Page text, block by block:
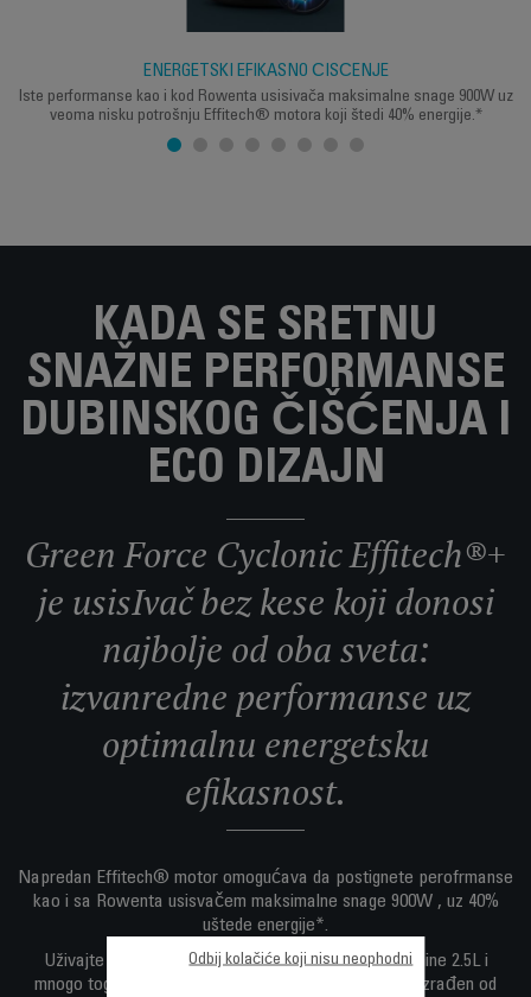
ENERGETSKI EFIKASNO ČIŠĆENJE
Iste performanse kao i kod Rowenta usisivača maksimalne snage 900W uz
veoma nisku potrošnju Effitech® motora koji štedi 40% energije.*
KADA SE SRETNU
SNAŽNE PERFORMANSE
DUBINSKOG ČIŠĆENJA I
ECO DIZAJN
Green Force Cyclonic Effitech®+
je usisIvač bez kese koji donosi
najbolje od oba sveta:
izvanredne performanse uz
optimalnu energetsku
efikasnost.
Napredan Effitech® motor omogućava da postignete perofrmanse
kao i sa Rowenta usisvačem maksimalne snage 900W , uz 40%
uštede energije*.
Uživajte u tihom čišćenju, posudi za prašinu zapremine 2.5L i
mnogo toga – zajedno sa ekološkim dizajnom koji je izrađen od
Odbij kolačiće koji nisu neophodni